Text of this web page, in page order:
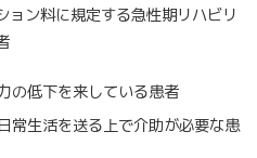
ョン料に規定する急性期リハビリ
の低下を来している患者
常生活を送る上で介助が必要な患